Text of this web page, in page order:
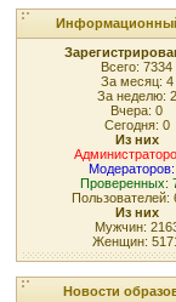
Всего: 7334
За месяц: 4
За неделю: 2
Вчера: 0
Сегодня: 0
Из них
Проверенных:
Пользователей:
Из них
Мужчин:
Женщин:
Новости